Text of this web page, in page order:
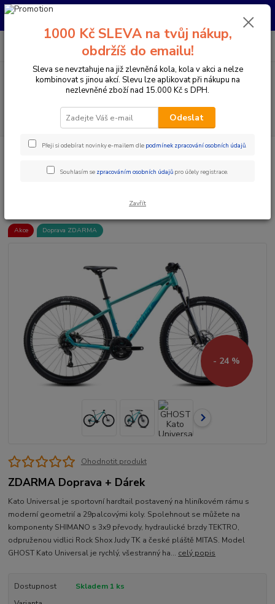
Pro nachystání kola / doplňků na prodejně si prosím zavolejte dopředu.
Menu
CZK
PO-PÁ 10:00-17:00 | SO: 9:00-12:00
Jízdní kola Horská kola
Horská kola s předním odpružením 29"
Pearl/Azur Blue Metallic
Akce Doprava ZDARMA
- 24 %
Ohodnotit produkt
ZDARMA Doprava + Dárek
Kato Universal je sportovní hardtail postavený na hliníkovém rámu s
moderní geometrií a 29palcovými koly. Spolehnout se můžete na
komponenty SHIMANO s 3x9 převody, hydraulické brzdy TEKTRO,
odpruženou vidlici Rock Shox Judy TK a české pláště MITAS. Model
GHOST Kato Universal je rychlý, všestranný ha... celý popis
Dostupnost
Skladem 1 ks
1000 Kč SLEVA na tvůj nákup,
obdržíš do emailu!
Sleva se nevztahuje na již zlevněná kola, kola v akci a nelze
kombinovat s jinou akcí. Slevu lze aplikovat při nákupu na
nezlevněné zboží nad 15.000 Kč s DPH.
Odeslat
Přeji si odebírat novinky e-mailem dle podmínek zpracování osobních údajů.
Souhlasím se zpracováním osobních údajů pro účely registrace.
Zavřít